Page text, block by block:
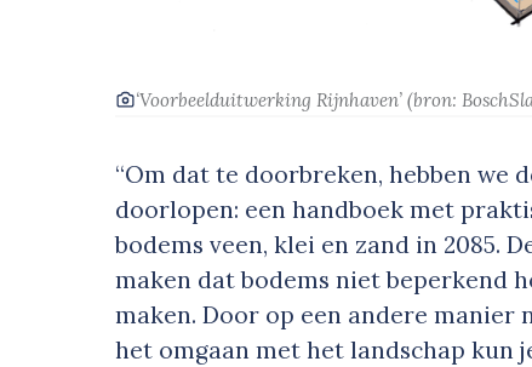
‘Voorbeelduitwerking Rijnhaven’(bron:
“Om dat te doorbreken, hebben we
doorlopen: een handboek met
bodems veen, klei en zand in 2085.
maken dat bodems niet beperkend
maken. Door op een andere manier
het omgaan met het landschap kun